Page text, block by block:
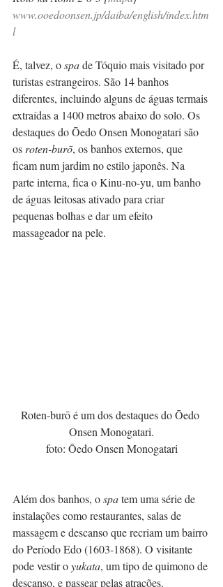
www.ooedoonsen.jp/daiba/english/index.htm
l
É, talvez, o spa de Tóquio mais visitado por
turistas estrangeiros. São 14 banhos
diferentes, incluindo alguns de águas termais
extraídas a 1400 metros abaixo do solo. Os
destaques do Ōedo Onsen Monogatari são
os roten-burō, os banhos externos, que
ficam num jardim no estilo japonês. Na
parte interna, fica o Kinu-no-yu, um banho
de águas leitosas ativado para criar
pequenas bolhas e dar um efeito
massageador na pele.
Roten-burō é um dos destaques do Ōedo
Onsen Monogatari.
foto: Ōedo Onsen Monogatari
Além dos banhos, o spa tem uma série de
instalações como restaurantes, salas de
massagem e descanso que recriam um bairro
do Período Edo (1603-1868). O visitante
pode vestir o yukata, um tipo de quimono de
descanso, e passear pelas atrações.